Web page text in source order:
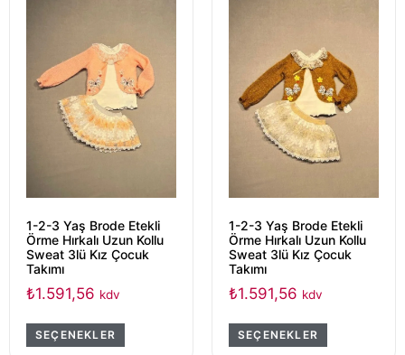
1-2-3 Yaş Brode Etekli
Örme Hırkalı Uzun Kollu
Sweat 3lü Kız Çocuk
Takımı
₺1.591,56 kdv
SEÇENEKLER
1-2-3 Yaş Brode Etekli
Örme Hırkalı Uzun Kollu
Sweat 3lü Kız Çocuk
Takımı
₺1.591,56 kdv
SEÇENEKLER